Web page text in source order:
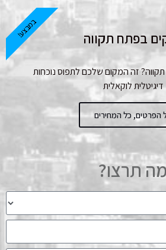
בפתח תקווה
זה המקום שלכם לתפוס נוכחות
דיגיטלית לוקאלית
הפרטים, כל המחירים
במבצע!
תרצו?